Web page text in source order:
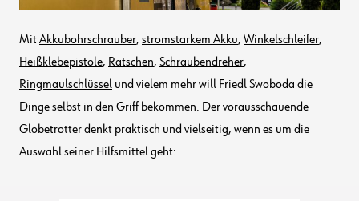
MitAkkubohrschrauber, stromstarkem Akku, Winkelschleifer,
Heißklebepistole, Ratschen, Schraubendreher,
Ringmaulschlüssel und vielem mehr will Friedl Swoboda die
Dinge selbst in den Griff bekommen. Der vorausschauende
Globetrotter denkt praktisch und vielseitig, wenn es um die
Auswahl seiner Hilfsmittel geht: